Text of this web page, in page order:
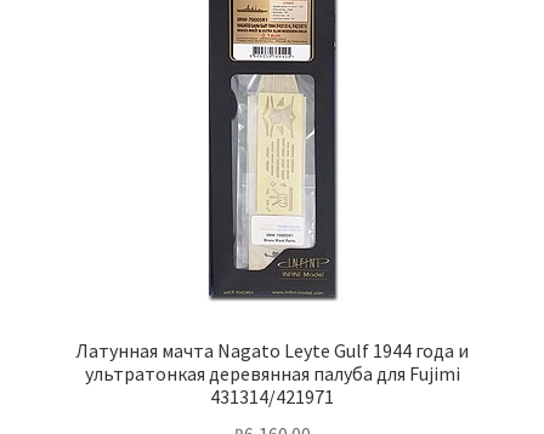
Латунная мачта Nagato Leyte Gulf 1944 года и
ультратонкая деревянная палуба для Fujimi
431314/421971